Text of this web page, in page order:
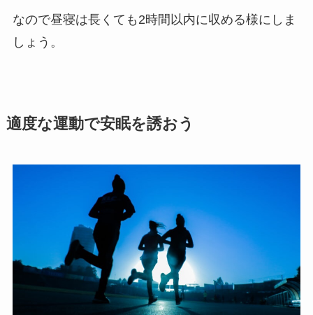
なので昼寝は長くても2時間以内に収める様にしま
しょう。
適度な運動で安眠を誘おう